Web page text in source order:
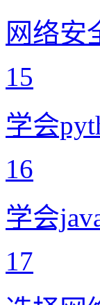
网络安
15
学会
16
学会
17